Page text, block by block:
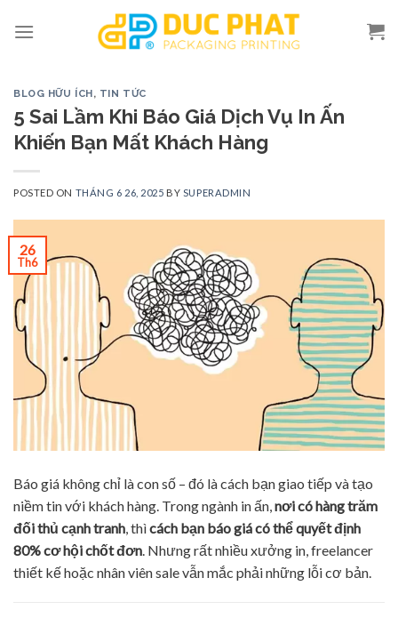
BLOG HỮU ÍCH, TIN TỨC
5 Sai Lầm Khi Báo Giá Dịch Vụ In Ấn
Khiến Bạn Mất Khách Hàng
POSTED ON THÁNG 6 26, 2025 BY SUPERADMIN
26
Th6
Báo giá không chỉ là con số – đó là cách bạn giao tiếp và tạo
niềm tin với khách hàng. Trong ngành in ấn,nơi có hàng trăm
đối thủ cạnh tranh, thìcách bạn báo giá có thể quyết định
80% cơ hội chốt đơn. Nhưng rất nhiều xưởng in, freelancer
thiết kế hoặc nhân viên sale vẫn mắc phải những lỗi cơ bản.